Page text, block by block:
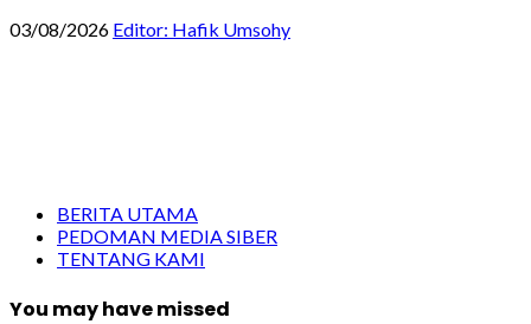
03/08/2026 Editor: Hafik Umsohy
BERITA UTAMA
PEDOMAN MEDIA SIBER
TENTANG KAMI
You may have missed